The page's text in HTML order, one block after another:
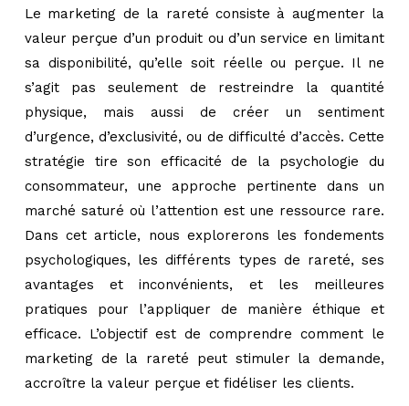
Le marketing de la rareté consiste à augmenter la
valeur perçue d’un produit ou d’un service en limitant
sa disponibilité, qu’elle soit réelle ou perçue. Il ne
s’agit pas seulement de restreindre la quantité
physique, mais aussi de créer un sentiment
d’urgence, d’exclusivité, ou de difficulté d’accès. Cette
stratégie tire son efficacité de la psychologie du
consommateur, une approche pertinente dans un
marché saturé où l’attention est une ressource rare.
Dans cet article, nous explorerons les fondements
psychologiques, les différents types de rareté, ses
avantages et inconvénients, et les meilleures
pratiques pour l’appliquer de manière éthique et
efficace. L’objectif est de comprendre comment le
marketing de la rareté peut stimuler la demande,
accroître la valeur perçue et fidéliser les clients.